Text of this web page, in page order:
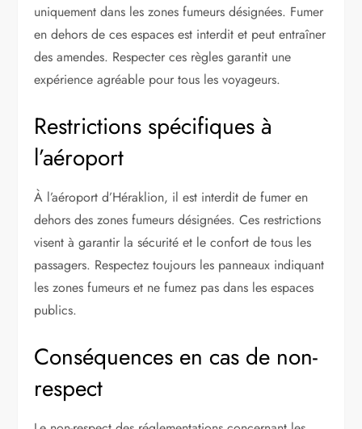
uniquement dans les zones fumeurs désignées. Fumer
en dehors de ces espaces est interdit et peut entraîner
des amendes. Respecter ces règles garantit une
expérience agréable pour tous les voyageurs.
Restrictions spécifiques à
l’aéroport
À l’aéroport d’Héraklion, il est interdit de fumer en
dehors des zones fumeurs désignées. Ces restrictions
visent à garantir la sécurité et le confort de tous les
passagers. Respectez toujours les panneaux indiquant
les zones fumeurs et ne fumez pas dans les espaces
publics.
Conséquences en cas de non-
respect